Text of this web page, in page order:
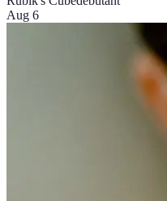
Aug 6